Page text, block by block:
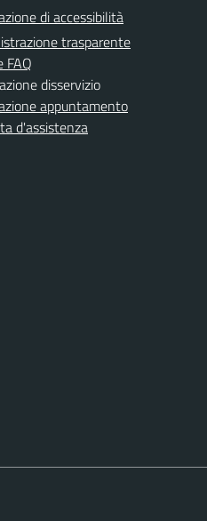
di accessibilità
trasparente
FAQ
disservizio
appuntamento
d'assistenza